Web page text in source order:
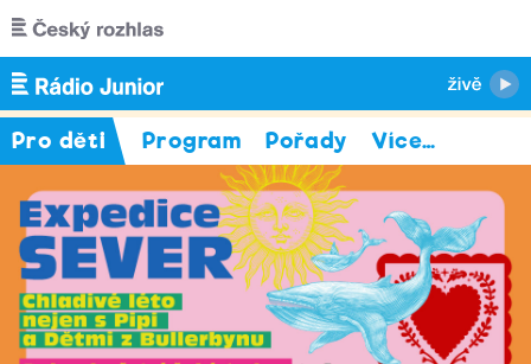
Přejít k hlavnímu obsahu
Pro děti Program Pořady Více…